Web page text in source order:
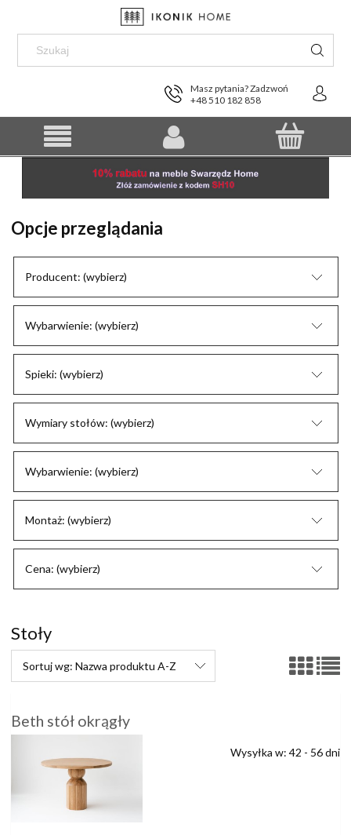
Masz pytania? Zadzwoń
+48 510 182 858
Opcje przeglądania
Producent: (wybierz)
Wybarwienie: (wybierz)
Spieki: (wybierz)
Wymiary stołów: (wybierz)
Wybarwienie: (wybierz)
Montaż: (wybierz)
Cena: (wybierz)
Stoły
Sortuj wg: Nazwa produktu A-Z
Beth stół okrągły
Wysyłka w: 42 - 56 dni